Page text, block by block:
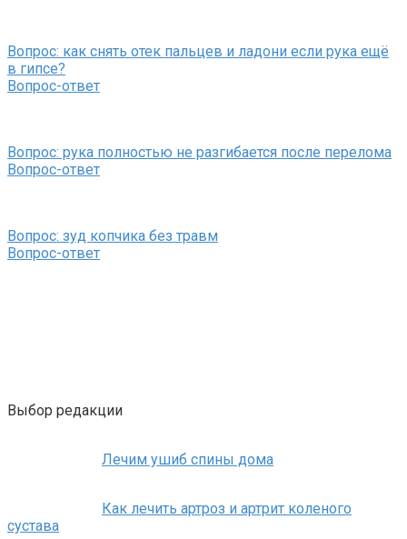
Вопрос: как снять отек пальцев и ладони если рука ещё
в гипсе?
Вопрос-ответ
Вопрос: рука полностью не разгибается после перелома
Вопрос-ответ
Вопрос: зуд копчика без травм
Вопрос-ответ
Выбор редакции
Лечим ушиб спины дома
Как лечить артроз и артрит коленого
сустава